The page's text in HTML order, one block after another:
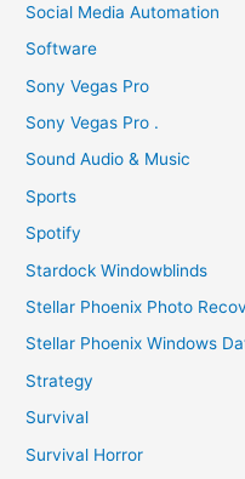
Social Media Automation
Software
Sony Vegas Pro
Sony Vegas Pro .
Sound Audio & Music
Sports
Spotify
Stardock Windowblinds
Stellar Phoenix Photo
Stellar Phoenix Windows
Strategy
Survival
Survival Horror